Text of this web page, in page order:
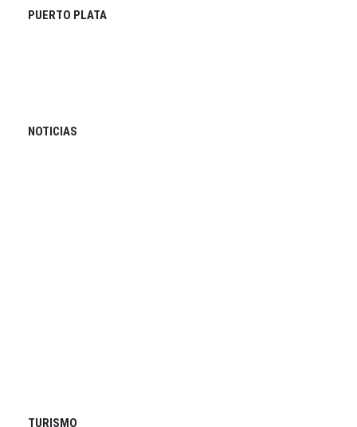
PUERTO PLATA
NOTICIAS
TURISMO